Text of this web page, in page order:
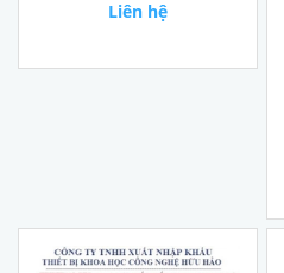
Liên hệ